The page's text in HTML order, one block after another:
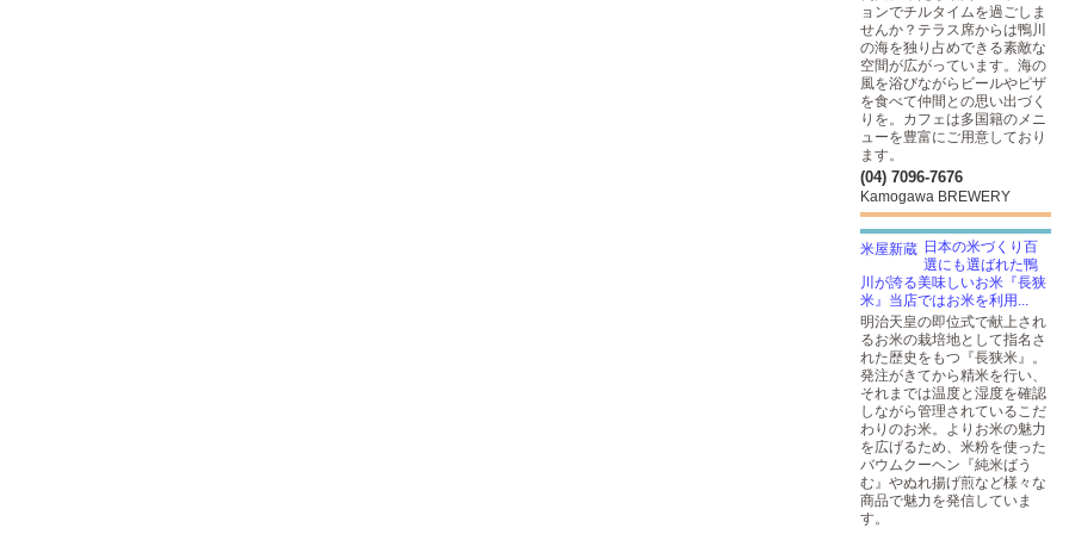
ョンでチルタイムを過ごしま
せんか？テラス席からは鴨川
の海を独り占めできる素敵な
空間が広がっています。海の
風を浴びながらビールやピザ
を食べて仲間との思い出づく
りを。カフェは多国籍のメニ
ューを豊富にご用意しており
ます。
(04) 7096-7676
Kamogawa BREWERY
日本の米づくり百
選にも選ばれた鴨
川が誇る美味しいお米『長狭
米』当店ではお米を利用...
明治天皇の即位式で献上され
るお米の栽培地として指名さ
れた歴史をもつ『長狭米』。
発注がきてから精米を行い、
それまでは温度と湿度を確認
しながら管理されているこだ
わりのお米。よりお米の魅力
を広げるため、米粉を使った
バウムクーヘン『純米ばう
む』やぬれ揚げ煎など様々な
商品で魅力を発信していま
す。